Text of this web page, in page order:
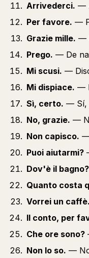
Arrivederci. —
Per favore. —
Grazie mille. —
Prego. — De
Mi scusi. —
Mi dispiace. —
Sì, certo. — Sí,
No, grazie. —
Non capisco. —
Puoi aiutarmi?
Dov'è il bagno?
Quanto costa
Vorrei un caffè.
Il conto, per
Che ore sono?
Non lo so. —